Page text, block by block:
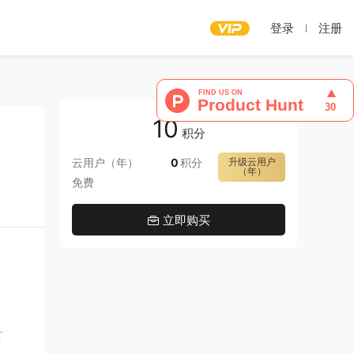
登录 注册
10 积分
云用户（年）
免费
升级云用户
（年）
0积分
立即购买